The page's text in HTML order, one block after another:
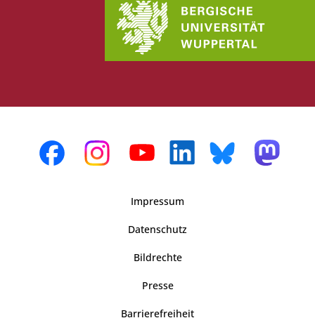
Impressum
Datenschutz
Bildrechte
Presse
Barrierefreiheit